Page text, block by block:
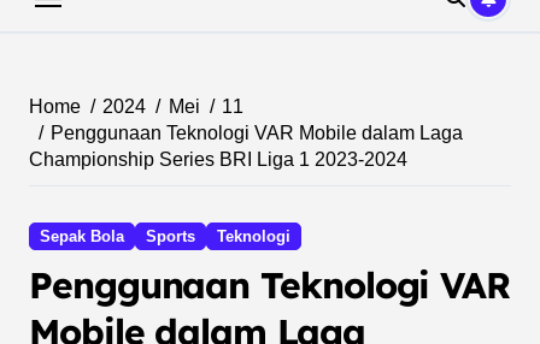
Home 2024 Mei
11
Penggunaan Teknologi VAR Mobile dalam Laga
Championship Series BRI Liga 1 2023-2024
Sepak Bola Sports Teknologi
Penggunaan Teknologi VAR
Mobile dalam Laga